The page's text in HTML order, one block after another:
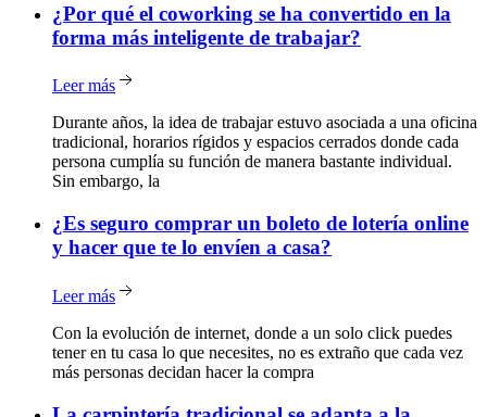
¿Por qué el coworking se ha convertido en la
forma más inteligente de trabajar?
Leer más
Durante años, la idea de trabajar estuvo asociada a una oficina
tradicional, horarios rígidos y espacios cerrados donde cada
persona cumplía su función de manera bastante individual.
Sin embargo, la
¿Es seguro comprar un boleto de lotería online
y hacer que te lo envíen a casa?
Leer más
Con la evolución de internet, donde a un solo click puedes
tener en tu casa lo que necesites, no es extraño que cada vez
más personas decidan hacer la compra